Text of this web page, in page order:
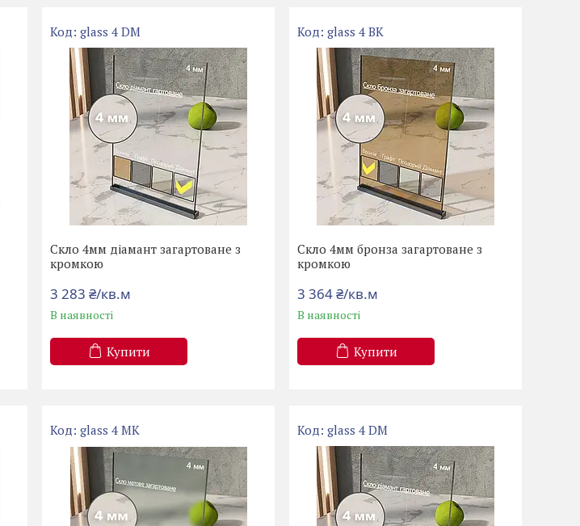
glass 4 DМ
Скло 4мм діамант загартоване з
кромкою
3 283 ₴/кв.м
В наявності
Купити
glass 4 BK
Скло 4мм бронза загартоване з
кромкою
3 364 ₴/кв.м
В наявності
Купити
glass 4 MK glass 4 DМ